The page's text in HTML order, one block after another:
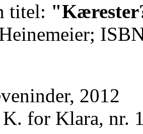
titel:
2012
for Klara, nr.